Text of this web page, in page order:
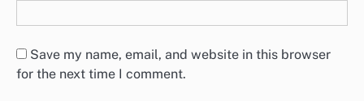
Save my name, email, and website in this browser
for the next time I comment.